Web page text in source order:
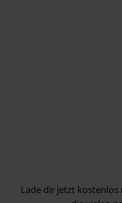
Lade dir jetzt